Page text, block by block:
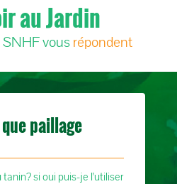
au Jardin
SNHF vousrépondent
paillage
si oui puis-je l'utiliser